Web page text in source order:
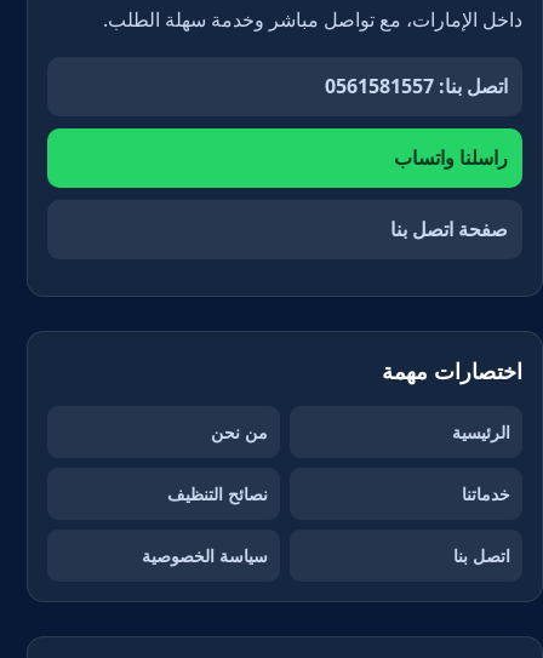
داخل الإمارات، مع تواصل مباشر وخدمة سهلة الطلب.
اتصل بنا: 0561581557
راسلنا واتساب
صفحة اتصل بنا
اختصارات مهمة
الرئيسية من نحن
خدماتنا نصائح التنظيف
اتصل بنا سياسة الخصوصية